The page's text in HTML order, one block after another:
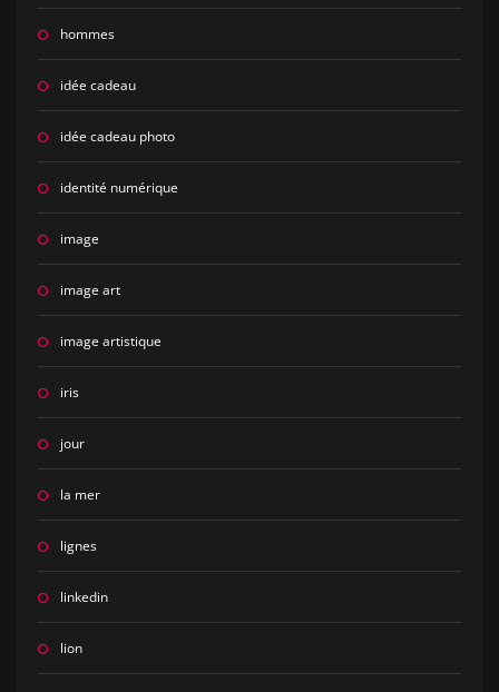
hommes
idée cadeau
idée cadeau photo
identité numérique
image
image art
image artistique
iris
jour
la mer
lignes
linkedin
lion